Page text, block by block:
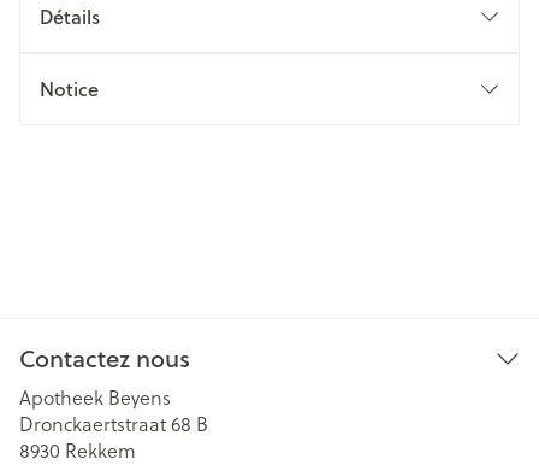
Détails
Notice
Contactez nous
Apotheek Beyens
Dronckaertstraat 68 B
8930 Rekkem